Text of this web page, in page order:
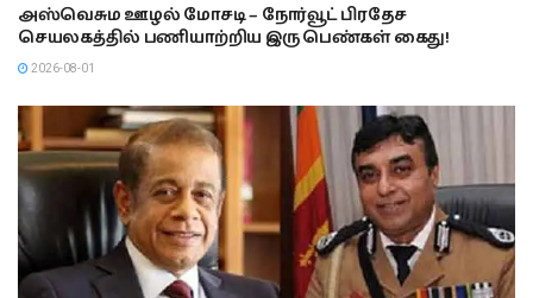
அஸ்வெசும ஊழல் மோசடி – நோர்வூட் பிரதேச
செயலகத்தில் பணியாற்றிய இரு பெண்கள் கைது!
2026-08-01